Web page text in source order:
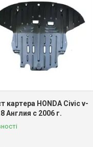
картера HONDA Civic v-
Англия c 2006 г.